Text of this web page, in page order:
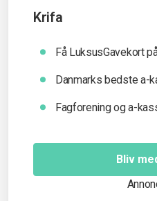
Krifa
Få LuksusGavekort
Danmarks bedste a-
Fagforening og a-
Bliv